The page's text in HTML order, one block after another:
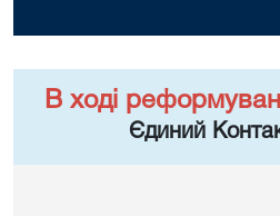
В ході
Єдиний